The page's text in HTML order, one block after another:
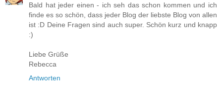
Bald hat jeder einen - ich seh das schon kommen und ich
finde es so schön, dass jeder Blog der liebste Blog von allen
ist :D Deine Fragen sind auch super. Schön kurz und knapp
:)
Liebe Grüße
Rebecca
Antworten